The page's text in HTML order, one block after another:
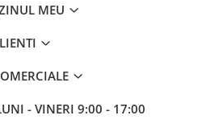
MEU
- VINERI 9:00 - 17:00